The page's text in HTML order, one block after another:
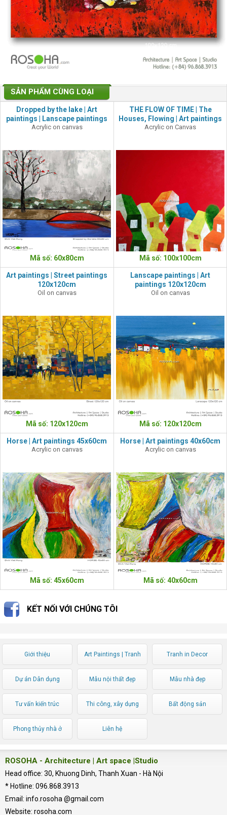
SẢN PHẨM CÙNG LOẠI
Dropped by the lake | Art
paintings | Lanscape paintings
Acrylic on canvas
Mã số: 60x80cm
THE FLOW OF TIME | The
Houses, Flowing | Art paintings
Acrylic on Canvas
Mã số: 100x100cm
Art paintings | Street paintings
120x120cm
Oil on canvas
Mã số: 120x120cm
Lanscape paintings | Art
paintings 120x120cm
Oil on canvas
Mã số: 120x120cm
Horse | Art paintings 45x60cm
Acrylic on canvas
Mã số: 45x60cm
Horse | Art paintings 40x60cm
Acrylic on canvas
Mã số: 40x60cm
KẾT NỐI VỚI CHÚNG TÔI
Giới thiệu Art Paintings | Tranh
Nghệ thuật
Tranh in Decor
Dự án Dân dụng Mẫu nội thất đẹp Mẫu nhà đẹp
Tư vấn kiến trúc Thi công, xây dựng Bất động sản
Phong thủy nhà ở Liên hệ
ROSOHA - Architecture | Art space |Studio
Head office: 30, Khuong Dinh, Thanh Xuan - Hà Nội
* Hotline: 096.868.3913
Email: info.rosoha @gmail.com
Website: rosoha.com